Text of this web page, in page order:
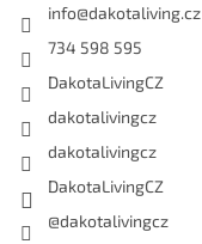
info@dakotaliving.cz
734 598 595
DakotaLivingCZ
dakotalivingcz
dakotalivingcz
DakotaLivingCZ
@dakotalivingcz